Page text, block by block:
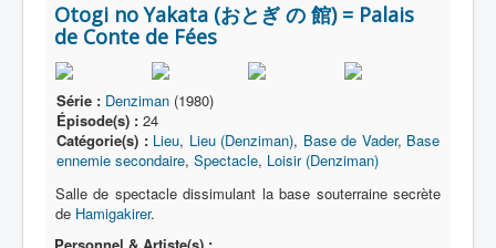
Otogi no Yakata (おとぎ の 館) = Palais
de Conte de Fées
Série : Denziman (1980)
Épisode(s) : 24
Catégorie(s) : Lieu, Lieu (Denziman), Base de Vader, Base
ennemie secondaire, Spectacle, Loisir (Denziman)
Salle de spectacle dissimulant la base souterraine secrète
de Hamigakirer.